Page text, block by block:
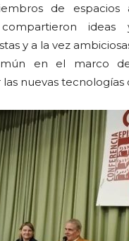
de espacios
compartieron ideas
y a la vez
en el marco
nuevas tecnologías